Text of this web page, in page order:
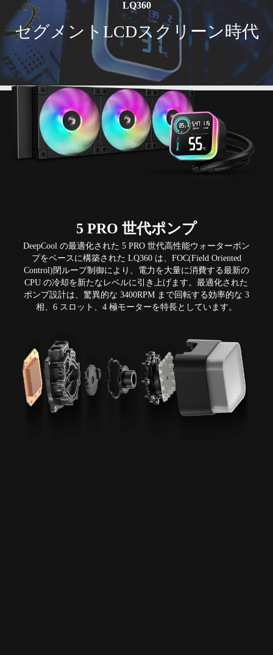
LQ360
セグメントLCDスクリーン時代
5 PRO 世代ポンプ
DeepCool の最適化された 5 PRO 世代高性能ウォーターポン
プをベースに構築された LQ360 は、FOC(Field Oriented
Control)閉ループ制御により、電力を大量に消費する最新の
CPU の冷却を新たなレベルに引き上げます。最適化された
ポンプ設計は、驚異的な 3400RPM まで回転する効率的な 3
相、6 スロット、4 極モーターを特長としています。